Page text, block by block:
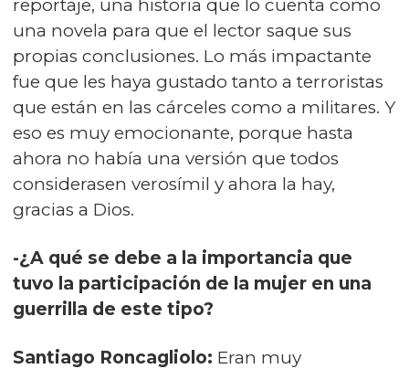
reportaje, una historia que lo cuenta como
una novela para que el lector saque sus
propias conclusiones. Lo más impactante
fue que les haya gustado tanto a terroristas
que están en las cárceles como a militares. Y
eso es muy emocionante, porque hasta
ahora no había una versión que todos
considerasen verosímil y ahora la hay,
gracias a Dios.
-¿A qué se debe a la importancia que
tuvo la participación de la mujer en una
guerrilla de este tipo?
Santiago Roncagliolo: Eran muy